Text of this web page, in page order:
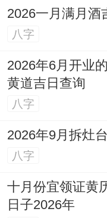
2026一月满月酒
八字
2026年6月开业
黄道吉日查询
八字
2026年9月拆灶
八字
十月份宜领证黄
日子2026年